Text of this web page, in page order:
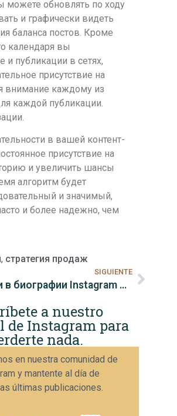
можете обновлять по ходу
и графически видеть
баланса постов. Кроме
календаря вы
и публикации в сетях,
присутствие на
внимание каждому из
каждой публикации.
в вашей контент-
присутствие на
и увеличить шансы
алгоритм будет
и значимый,
и более надежно, чем
, стратегия продаж
SIGUIENTE
Как использовать ссылки в биографии Instagram для продаж
a nuestro
de Instagram para
nada.
en nuestra comunidad de
y mantente al día de
últimas publicaciones.